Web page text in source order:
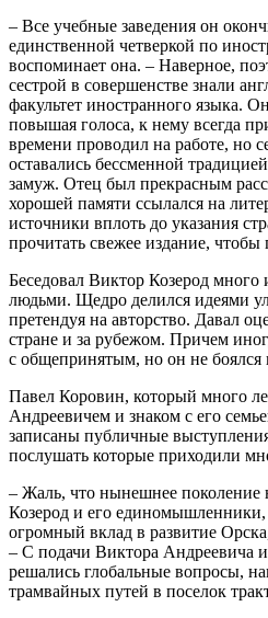
– Все учебные заведения он
единственной четверкой по
воспоминает она. – Наверное,
сестрой в совершенстве знали
факультет иностранного языка.
повышая голоса, к нему всегда
времени проводил на работе, но
оставались бессменной
замуж. Отец был прекрасным
хорошей памяти ссылался на
источники вплоть до указания
прочитать свежее издание, чтобы
Беседовал Виктор Козерод
людьми. Щедро делился идеями
претендуя на авторство. Давал
стране и за рубежом. Причем
с общепринятым, но он не боялся
Павел Коровин, который много
Андреевичем и знаком с его
записаны публичные
послушать которые приходили
– Жаль, что нынешнее поколение
Козерод и его единомышленники,
огромный вклад в развитие
– С подачи Виктора Андреевича
решались глобальные вопросы,
трамвайных путей в поселок